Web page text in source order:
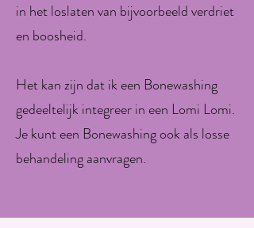
in het loslaten van bijvoorbeeld verdriet
en boosheid.
Het kan zijn dat ik een Bonewashing
gedeeltelijk integreer in een Lomi Lomi.
Je kunt een Bonewashing ook als losse
behandeling aanvragen.